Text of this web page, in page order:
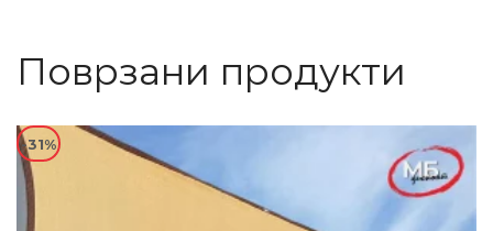
Поврзани продукти
-31%